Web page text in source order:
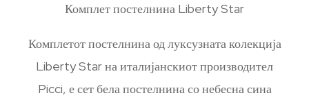
Комплет постелнина Liberty Star
Комплетот постелнина од луксузната колекција
Liberty Star на италијанскиот производител
Picci, е сет бела постелнина со небесна сина